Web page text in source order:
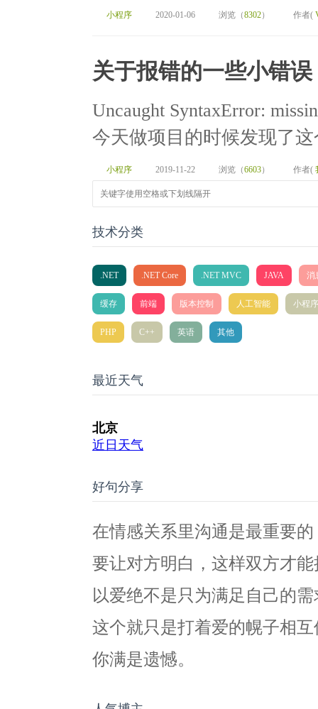
小程序 2020-01-06 浏览（8302） 作者(
关于报错的一些小错误
Uncaught SyntaxError:
今天做项目的时候发现了
小程序 2019-11-22 浏览（6603） 作者(
技术分类
.NET .NET Core .NET MVC JAVA 消
缓存 前端 版本控制 人工智能 小程序
PHP C++ 英语 其他
最近天气
好句分享
在情感关系里沟通是最重要
要让对方明白，这样双方才
以爱绝不是只为满足自己的
这个就只是打着爱的幌子相
你满是遗憾。